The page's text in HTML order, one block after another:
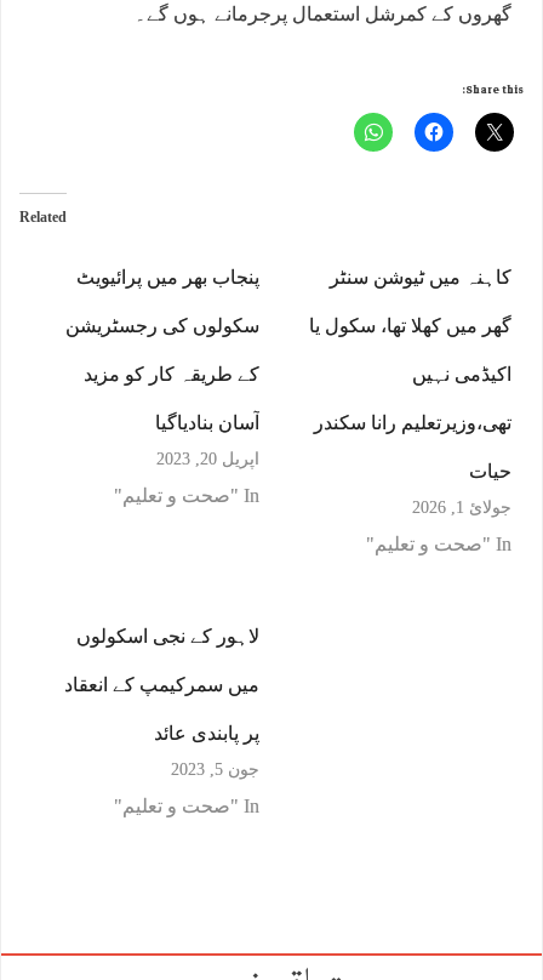
گھروں کے کمرشل استعمال پرجرمانے ہوں گے۔
Share this:
Related
پنجاب بھر میں پرائیویٹ
سکولوں کی رجسٹریشن
کے طریقہ کار کو مزید
آسان بنادیاگیا
اپریل 20, 2023
In "صحت و تعلیم"
کاہنہ میں ٹیوشن سنٹر
گھر میں کھلا تھا، سکول یا
اکیڈمی نہیں
تھی،وزیرتعلیم رانا سکندر
حیات
جولائ 1, 2026
In "صحت و تعلیم"
لاہور کے نجی اسکولوں
میں سمرکیمپ کے انعقاد
پر پابندی عائد
جون 5, 2023
In "صحت و تعلیم"